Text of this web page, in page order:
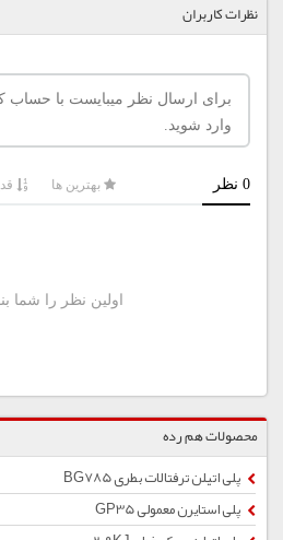
نظرات کاربران
محصولات هم رده
پلی اتیلن ترفتالات بطری BG785
پلی استایرن معمولی GP35